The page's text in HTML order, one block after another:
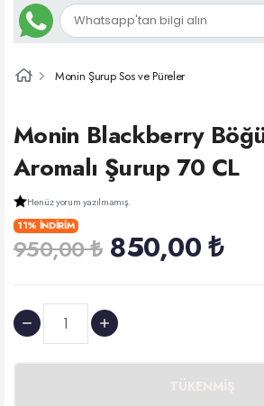
Monin Şurup Sos ve Püreler
Monin Blackberry
Aromalı Şurup 70 CL
Henüz yorum yazılmamış.
11% İNDİRİM
950,00 ₺ 850,00 ₺